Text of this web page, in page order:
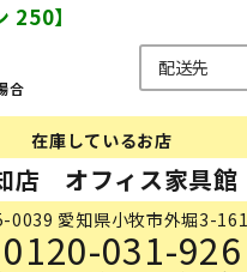
250】
合
在庫しているお店
店 オフィス家具館
0039 愛知県小牧市外堀3-161
0120-031-926